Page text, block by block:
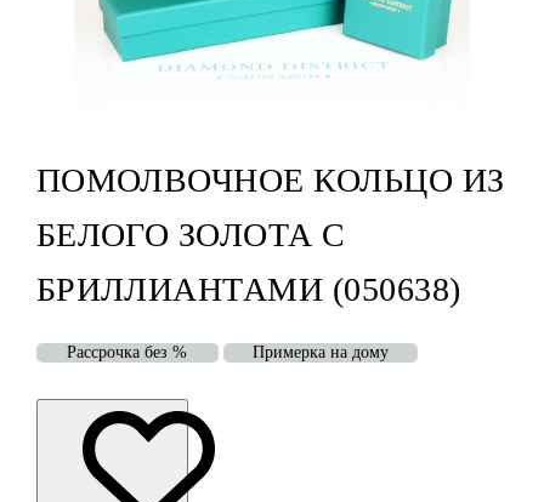
ПОМОЛВОЧНОЕ КОЛЬЦО ИЗ
БЕЛОГО ЗОЛОТА С
БРИЛЛИАНТАМИ (050638)
Рассрочка без % Примерка на дому